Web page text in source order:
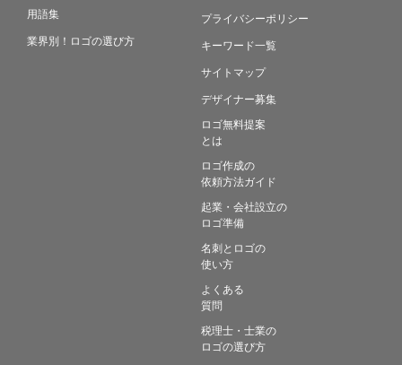
用語集
業界別！ロゴの選び方
プライバシーポリシー
キーワード一覧
サイトマップ
デザイナー募集
ロゴ無料提案
とは
ロゴ作成の
依頼方法ガイド
起業・会社設立の
ロゴ準備
名刺とロゴの
使い方
よくある
質問
税理士・士業の
ロゴの選び方